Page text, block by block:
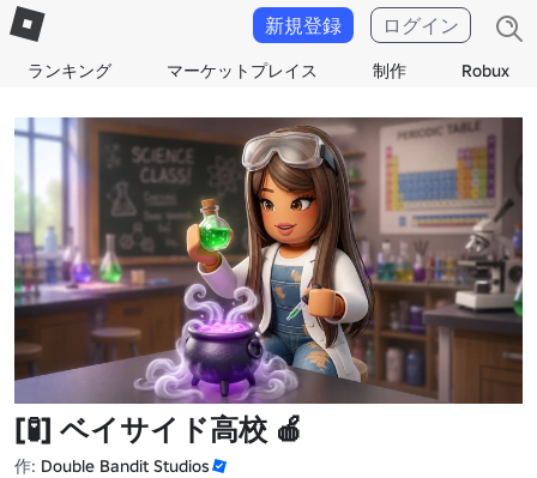
ランキング マーケットプレイス 制作 Robux
新規登録 ログイン
[🧪] ベイサイド高校 🍎
作: Double Bandit Studios